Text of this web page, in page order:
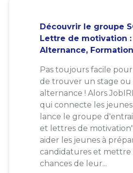
Découvrir le groupe
Lettre de motivation :
Alternance,
Pas toujours facile
de trouver un stage ou
alternance ! Alors
qui connecte les
lance le groupe
et lettres de
aider les jeunes à
candidatures et mettre
chances de leur...